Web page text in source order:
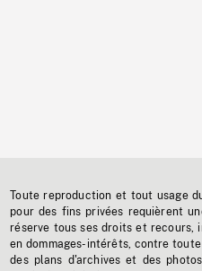
Toute reproduction et tout usage
pour des fins privées requièrent
réserve tous ses droits et
en dommages-intérêts, contre
des plans d'archives et des